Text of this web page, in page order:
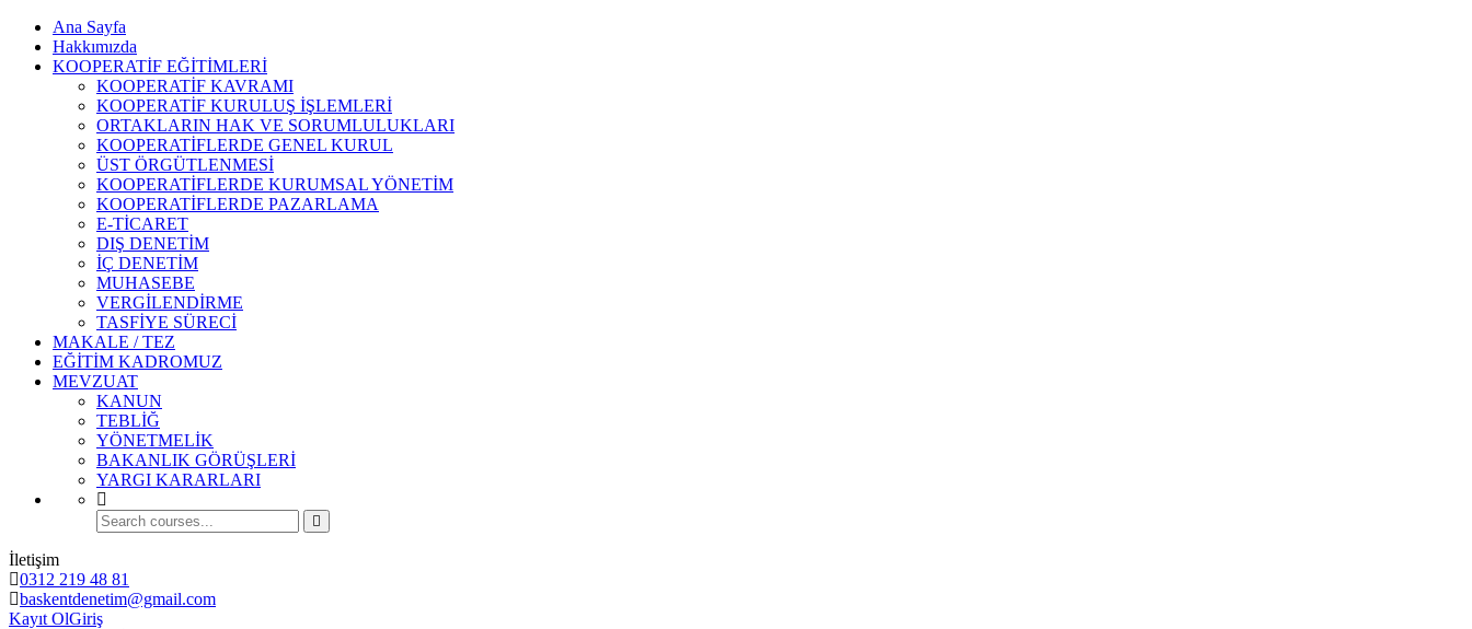
Ana Sayfa
Hakkımızda
KOOPERATİF EĞİTİMLERİ
KOOPERATİF KAVRAMI
KOOPERATİF KURULUŞ İŞLEMLERİ
ORTAKLARIN HAK VE SORUMLULUKLARI
KOOPERATİFLERDE GENEL KURUL
ÜST ÖRGÜTLENMESİ
KOOPERATİFLERDE KURUMSAL YÖNETİM
KOOPERATİFLERDE PAZARLAMA
E-TİCARET
DIŞ DENETİM
İÇ DENETİM
MUHASEBE
VERGİLENDİRME
TASFİYE SÜRECİ
MAKALE / TEZ
EĞİTİM KADROMUZ
MEVZUAT
KANUN
TEBLİĞ
YÖNETMELİK
BAKANLIK GÖRÜŞLERİ
YARGI KARARLARI
İletişim
0312 219 48 81
baskentdenetim@gmail.com
Kayıt OlGiriş